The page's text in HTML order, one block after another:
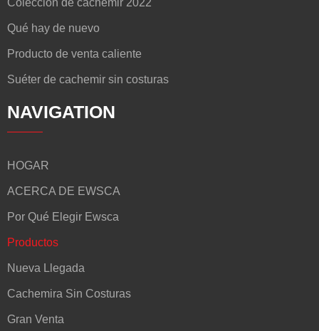
Qué hay de nuevo
Producto de venta caliente
Suéter de cachemir sin costuras
NAVIGATION
HOGAR
ACERCA DE EWSCA
Por Qué Elegir Ewsca
Productos
Nueva Llegada
Cachemira Sin Costuras
Gran Venta